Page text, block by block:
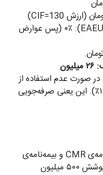
تعرفه گمرکی (با تخفیف EAEU): ۰٪ (پس عوارض
مجموع پرداختی در گمرک: ۲۶ میلیون
میلیون در صورت عدم استفاده از
تعرفه ترجیحی با تعرفه ۱۰٪). این یعنی صرفه‌جویی
بیمه‌نامه‌ی CMR و بیمه‌نامه‌ی
تکمیلی داخلی تا سقف پوشش ۵۰۰ میلیون